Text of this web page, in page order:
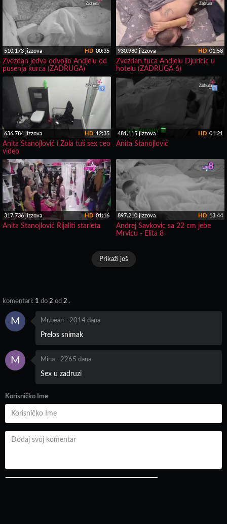
510.173 jizzova 00:35
HD
Zvezdan jedva odvojio Andjelu od
pusenja kurca (ZADRUGA)
930.980 jizzova 01:58
HD
Zvezdan tuca Andjelu Djuricic u
hotelu (ZADRUGA 6)
636.784 jizzova 12:35
HD
Anita Stanojlović i Zola tuš sex ceo
video
481.115 jizzova 01:21
HD
Anita Stanojlović
317.736 jizzova 01:16
HD
Anita Stanojlović Rijaliti starleta
897.210 jizzova 13:44
HD
Andrej Savkovic sa 22 cm jebe
Mrvicu - Elita 8
Prikaži još
komentari: 1 do 2 od 2 .
M Mr.bean - 2014 dana
Prelos snimak
M Mina - 2265 dana
Sex u zadruzi
Korisničko Ime